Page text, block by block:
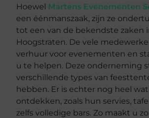
Hoewel Martens Evenementen
een éénmanszaak, zijn ze
tot een van de bekendste zaken
Hoogstraten. De vele
verhuur voor evenementen en
u te helpen. Deze onderneming
verschillende types van
hebben. Er is echter nog heel
ontdekken, zoals hun servies,
zelfs volledige bars. Zo maakt u